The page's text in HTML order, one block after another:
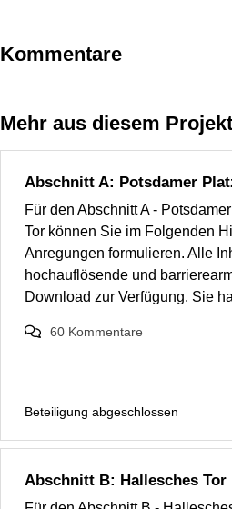
Kommentare
Mehr aus diesem Projekt
Abschnitt A: Potsdamer
Für den Abschnitt A -
Tor können Sie im Folgenden
Anregungen formulieren. Alle
hochauflösende und
Download zur Verfügung. Sie
60 Kommentare
Beteiligung abgeschlossen
Abschnitt B: Hallesches Tor